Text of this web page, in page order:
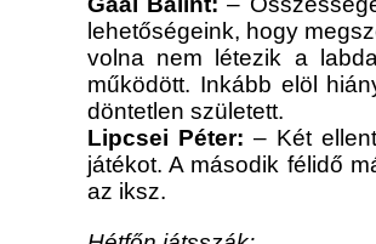
lehetőségeink, hogy
volna nem létezik a
működött. Inkább elöl
döntetlen született.
Lipcsei Péter: – Két
játékot. A második félidő
az iksz.